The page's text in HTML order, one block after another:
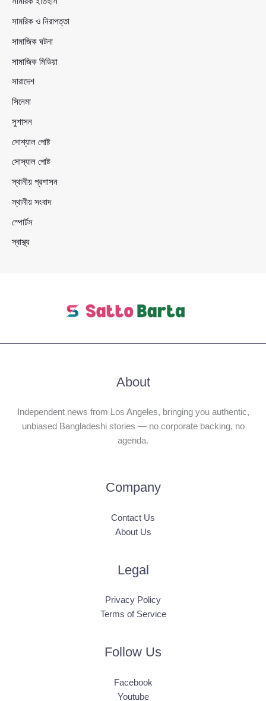
সামরিক ও নিরাপত্তা
সামাজিক ঘটনা
সামাজিক মিডিয়া
সারাদেশ
সিনেমা
সুশাসন
সোশ্যাল পোষ্ট
সোস্যাল পোষ্ট
স্থানীয় প্রশাসন
স্থানীয় সংবাদ
স্পোর্টস
স্বাস্থ্য
About
Independent news from Los Angeles, bringing you authentic,
unbiased Bangladeshi stories — no corporate backing, no
agenda.
Company
Contact Us
About Us
Legal
Privacy Policy
Terms of Service
Follow Us
Facebook
Youtube